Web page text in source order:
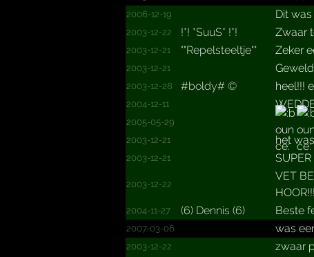
2006-12-19 Dit
2003-12-22 !*!­ *­SuuS*­ !*!­ Zwaar
2003-12-21 ""­Repels­teeltj­e""­ Zeker
2003-12-21
2003-12-28 #boldy# © heel!!!
2004-12-11
2005-05-29
2003-12-21 het
2003-12-21
2003-12-22
VET
2004-11-27 (6) Dennis (6) Beste
2007-03-06 was
2003-12-22 zwaar